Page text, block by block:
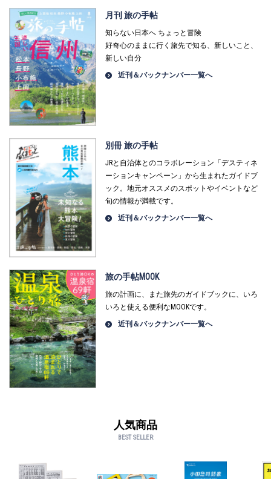
月刊 旅の手帖
知らない日本へ ちょっと冒険
好奇心のままに行く旅先で知る、新しいこと、
新しい自分
近刊＆バックナンバー一覧へ
別冊 旅の手帖
JRと自治体とのコラボレーション「デスティネ
ーションキャンペーン」から生まれたガイドブ
ック。地元オススメのスポットやイベントなど
旬の情報が満載です。
近刊＆バックナンバー一覧へ
旅の手帖MOOK
旅の計画に、また旅先のガイドブックに、いろ
いろと使える便利なMOOKです。
近刊＆バックナンバー一覧へ
人気商品
BEST SELLER